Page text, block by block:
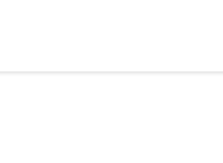
Jalan, Akses